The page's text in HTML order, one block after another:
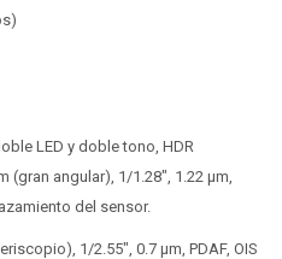
LED y doble tono, HDR
(gran angular), 1/1.28", 1.22 µm,
del sensor.
1/2.55", 0.7 µm, PDAF, OIS